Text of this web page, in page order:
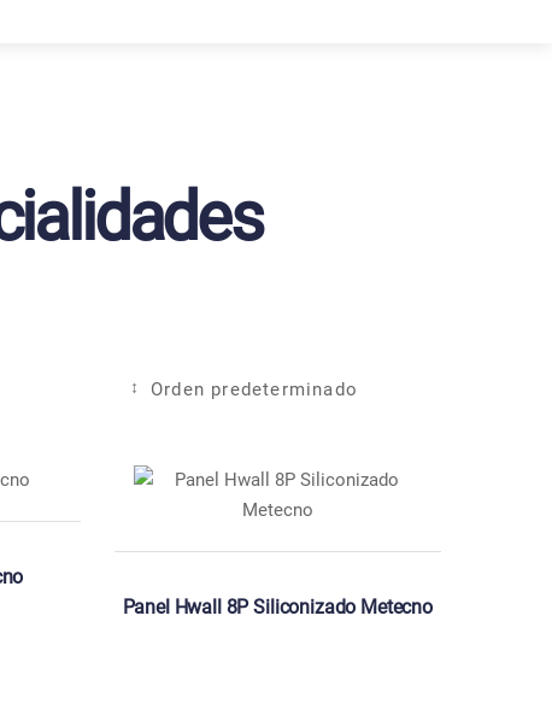
Panel Hwall 8P Siliconizado Metecno